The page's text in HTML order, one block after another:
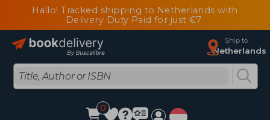
Hallo! Tracked shipping to Netherlands with
Delivery Duty Paid for just €7
Ship to
Netherlands
0